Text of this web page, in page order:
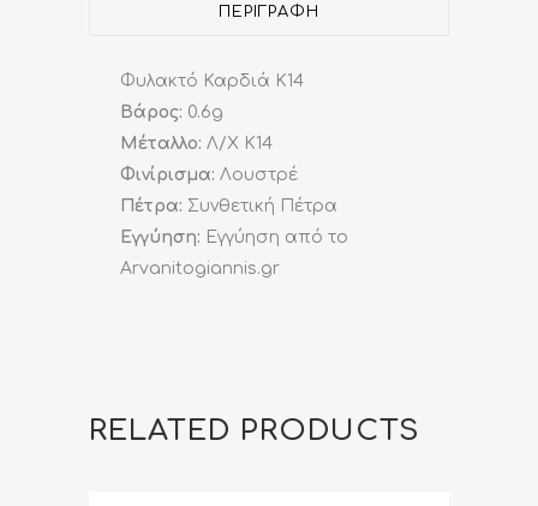
ΠΕΡΙΓΡΑΦΉ
Φυλακτό Καρδιά Κ14
Βάρος: 0.6g
Μέταλλο: Λ/Χ K14
Φινίρισμα: Λουστρέ
Πέτρα: Συνθετική Πέτρα
Εγγύηση: Εγγύηση από το
Arvanitogiannis.gr
RELATED PRODUCTS